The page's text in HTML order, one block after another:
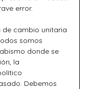
error.
de cambio unitaria
somos
donde se
la
Debemos